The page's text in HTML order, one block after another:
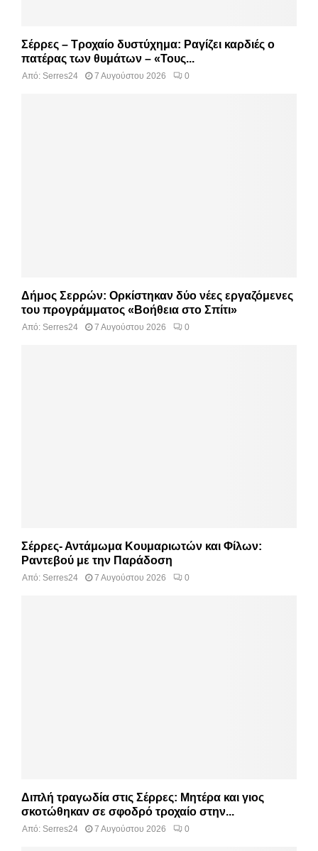
Σέρρες – Τροχαίο δυστύχημα: Ραγίζει καρδιές ο
πατέρας των θυμάτων – «Τους...
Από: Serres24 7 Αυγούστου 2026 0
Δήμος Σερρών: Ορκίστηκαν δύο νέες εργαζόμενες
του προγράμματος «Βοήθεια στο Σπίτι»
Από: Serres24 7 Αυγούστου 2026 0
Σέρρες- Αντάμωμα Κουμαριωτών και Φίλων:
Ραντεβού με την Παράδοση
Από: Serres24 7 Αυγούστου 2026 0
Διπλή τραγωδία στις Σέρρες: Μητέρα και γιος
σκοτώθηκαν σε σφοδρό τροχαίο στην...
Από: Serres24 7 Αυγούστου 2026 0